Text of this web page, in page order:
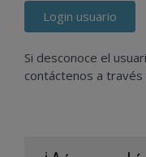
Login usuario
Si desconoce el
contáctenos a través